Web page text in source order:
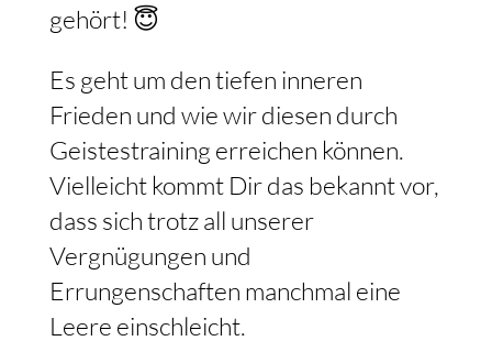
gehört! 😇
Es geht um den tiefen inneren
Frieden und wie wir diesen durch
Geistestraining erreichen können.
Vielleicht kommt Dir das bekannt vor,
dass sich trotz all unserer
Vergnügungen und
Errungenschaften manchmal eine
Leere einschleicht.